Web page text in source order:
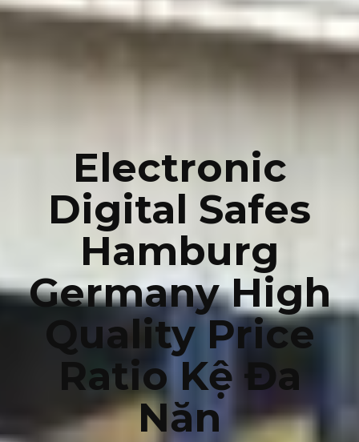
Electronic
Digital Safes
Hamburg
Germany High
Quality Price
Ratio Kệ Đa
Năn